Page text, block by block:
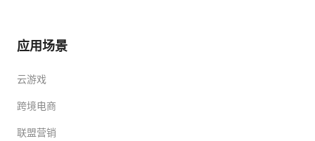
应用场景
云游戏
跨境电商
联盟营销